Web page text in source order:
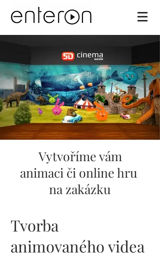
Vytvoříme vám
animaci či online hru
na zakázku
Tvorba
animovaného videa